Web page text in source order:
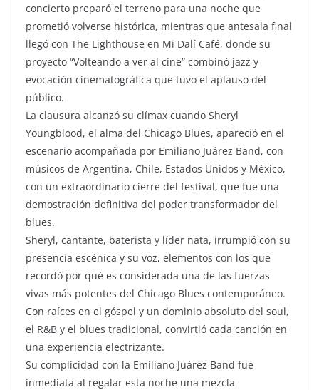
concierto preparó el terreno para una noche que
prometió volverse histórica, mientras que antesala final
llegó con The Lighthouse en Mi Dalí Café, donde su
proyecto “Volteando a ver al cine” combinó jazz y
evocación cinematográfica que tuvo el aplauso del
público.
La clausura alcanzó su clímax cuando Sheryl
Youngblood, el alma del Chicago Blues, apareció en el
escenario acompañada por Emiliano Juárez Band, con
músicos de Argentina, Chile, Estados Unidos y México,
con un extraordinario cierre del festival, que fue una
demostración definitiva del poder transformador del
blues.
Sheryl, cantante, baterista y líder nata, irrumpió con su
presencia escénica y su voz, elementos con los que
recordó por qué es considerada una de las fuerzas
vivas más potentes del Chicago Blues contemporáneo.
Con raíces en el góspel y un dominio absoluto del soul,
el R&B y el blues tradicional, convirtió cada canción en
una experiencia electrizante.
Su complicidad con la Emiliano Juárez Band fue
inmediata al regalar esta noche una mezcla